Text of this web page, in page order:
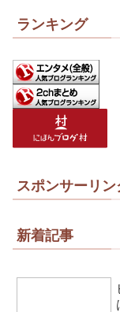
ランキング
スポンサーリン
新着記事